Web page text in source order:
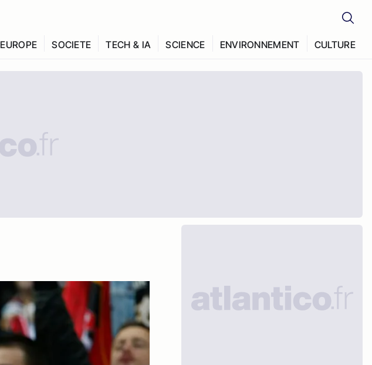
EUROPE SOCIETE TECH & IA SCIENCE ENVIRONNEMENT CULTURE